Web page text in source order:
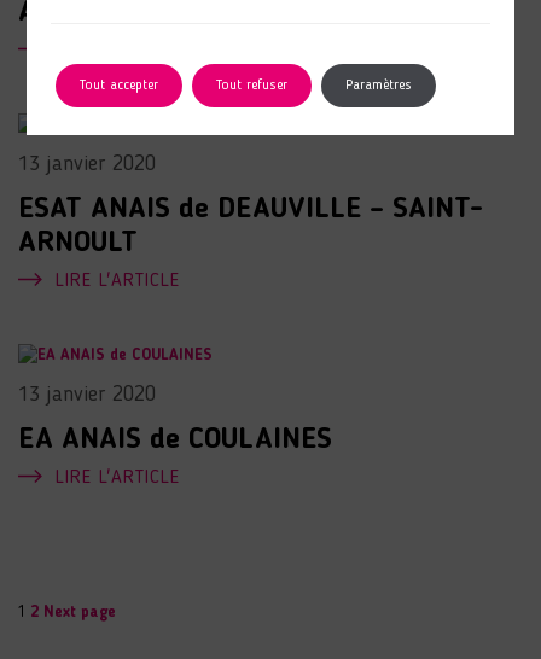
ARNOULT
13 janvier 2020
ESAT ANAIS de DEAUVILLE – SAINT-
ARNOULT
LIRE L'ARTICLE
13 janvier 2020
EA ANAIS de COULAINES
LIRE L'ARTICLE
Pagination
Page
1 Page
2 Next page
Tout accepter Tout refuser Paramètres